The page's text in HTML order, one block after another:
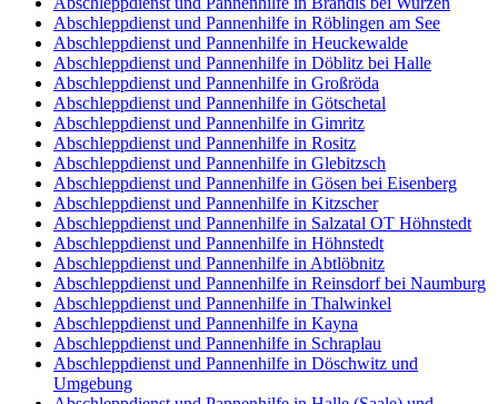
Abschleppdienst und Pannenhilfe in Röblingen am See
Abschleppdienst und Pannenhilfe in Heuckewalde
Abschleppdienst und Pannenhilfe in Döblitz bei Halle
Abschleppdienst und Pannenhilfe in Großröda
Abschleppdienst und Pannenhilfe in Götschetal
Abschleppdienst und Pannenhilfe in Gimritz
Abschleppdienst und Pannenhilfe in Rositz
Abschleppdienst und Pannenhilfe in Glebitzsch
Abschleppdienst und Pannenhilfe in Gösen bei Eisenberg
Abschleppdienst und Pannenhilfe in Kitzscher
Abschleppdienst und Pannenhilfe in Salzatal OT Höhnstedt
Abschleppdienst und Pannenhilfe in Höhnstedt
Abschleppdienst und Pannenhilfe in Abtlöbnitz
Abschleppdienst und Pannenhilfe in Reinsdorf bei Naumburg
Abschleppdienst und Pannenhilfe in Thalwinkel
Abschleppdienst und Pannenhilfe in Kayna
Abschleppdienst und Pannenhilfe in Schraplau
Abschleppdienst und Pannenhilfe in Döschwitz und
Umgebung